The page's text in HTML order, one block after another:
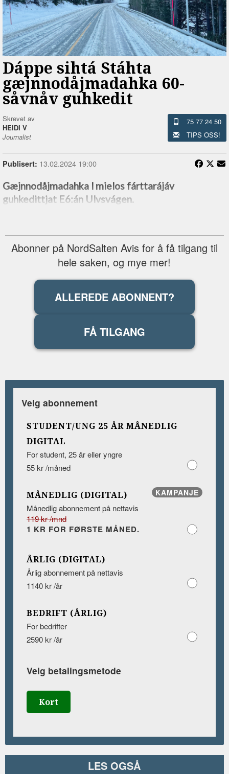
Dáppe sihtá Stáhta
gæjnnodåjmadahka 60-
såvnåv guhkedit
Skrevet av
HEIDI V
Journalist
75 77 24 50
TIPS OSS!
Publisert: 13.02.2024 19:00
Gæjnnodåjmadahka l mielos fárttarájáv
guhkedittjat E6:án Ulvsvágen.
Abonner på NordSalten Avis for å få tilgang til
hele saken, og mye mer!
ALLEREDE ABONNENT?
FÅ TILGANG
Velg abonnement
STUDENT/UNG 25 ÅR MÅNEDLIG
DIGITAL
For student, 25 år eller yngre
55 kr /måned
KAMPANJE
MÅNEDLIG (DIGITAL)
Månedlig abonnement på nettavis
119 kr /mnd
1 KR FOR FØRSTE MÅNED.
ÅRLIG (DIGITAL)
Årlig abonnement på nettavis
1140 kr /år
BEDRIFT (ÅRLIG)
For bedrifter
2590 kr /år
Velg betalingsmetode
Kort
LES OGSÅ